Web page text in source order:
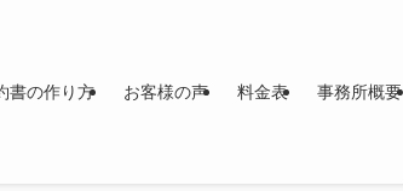
書の作り方 お客様の声 料金表 事務所概要